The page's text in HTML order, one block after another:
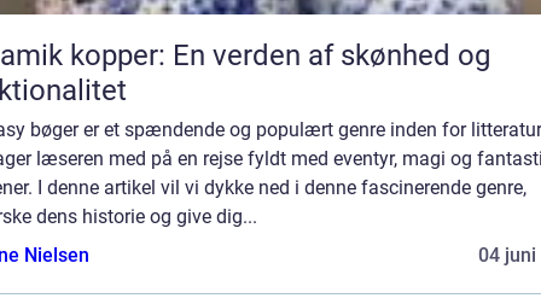
kopper: En verden af skønhed og
bøger er et spændende og populært genre inden for
læseren med på en rejse fyldt med eventyr, magi og
I denne artikel vil vi dykke ned i denne fascinerende genre,
dens historie og give dig...
Nielsen
04 juni